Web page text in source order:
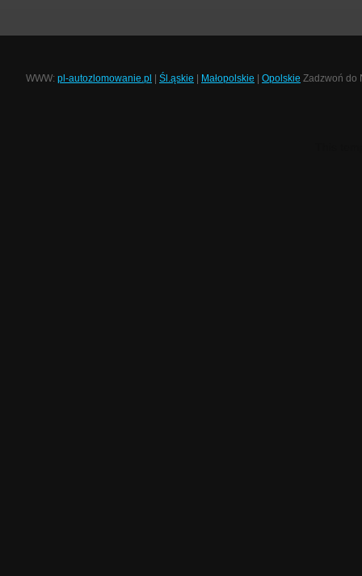
WWW: pl-autozlomowanie.pl Śl.ąskie Małopolskie Opolskie Zadzwoń do